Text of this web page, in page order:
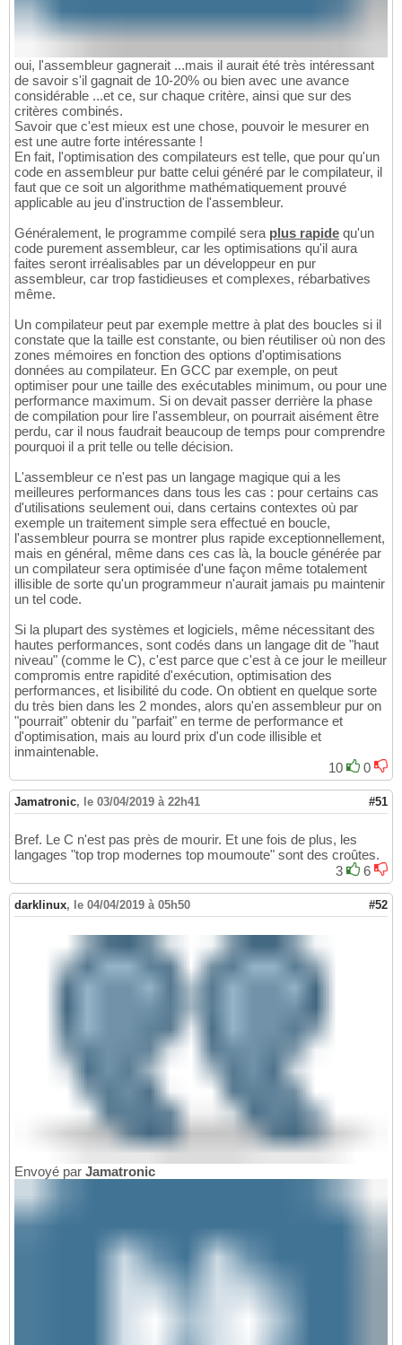
oui, l'assembleur gagnerait ...mais il aurait été très intéressant
de savoir s'il gagnait de 10-20% ou bien avec une avance
considérable ...et ce, sur chaque critère, ainsi que sur des
critères combinés.
Savoir que c'est mieux est une chose, pouvoir le mesurer en
est une autre forte intéressante !
En fait, l'optimisation des compilateurs est telle, que pour qu'un
code en assembleur pur batte celui généré par le compilateur, il
faut que ce soit un algorithme mathématiquement prouvé
applicable au jeu d'instruction de l'assembleur.
Généralement, le programme compilé sera plus rapide qu'un
code purement assembleur, car les optimisations qu'il aura
faites seront irréalisables par un développeur en pur
assembleur, car trop fastidieuses et complexes, rébarbatives
même.
Un compilateur peut par exemple mettre à plat des boucles si il
constate que la taille est constante, ou bien réutiliser où non des
zones mémoires en fonction des options d'optimisations
données au compilateur. En GCC par exemple, on peut
optimiser pour une taille des exécutables minimum, ou pour une
performance maximum. Si on devait passer derrière la phase
de compilation pour lire l'assembleur, on pourrait aisément être
perdu, car il nous faudrait beaucoup de temps pour comprendre
pourquoi il a prit telle ou telle décision.
L'assembleur ce n'est pas un langage magique qui a les
meilleures performances dans tous les cas : pour certains cas
d'utilisations seulement oui, dans certains contextes où par
exemple un traitement simple sera effectué en boucle,
l'assembleur pourra se montrer plus rapide exceptionnellement,
mais en général, même dans ces cas là, la boucle générée par
un compilateur sera optimisée d'une façon même totalement
illisible de sorte qu'un programmeur n'aurait jamais pu maintenir
un tel code.
Si la plupart des systèmes et logiciels, même nécessitant des
hautes performances, sont codés dans un langage dit de "haut
niveau" (comme le C), c'est parce que c'est à ce jour le meilleur
compromis entre rapidité d'exécution, optimisation des
performances, et lisibilité du code. On obtient en quelque sorte
du très bien dans les 2 mondes, alors qu'en assembleur pur on
"pourrait" obtenir du "parfait" en terme de performance et
d'optimisation, mais au lourd prix d'un code illisible et
inmaintenable.
10
0
Jamatronic, le 03/04/2019 à 22h41 #51
Bref. Le C n'est pas près de mourir. Et une fois de plus, les
langages "top trop modernes top moumoute" sont des croûtes.
3
6
darklinux, le 04/04/2019 à 05h50 #52
Envoyé par Jamatronic